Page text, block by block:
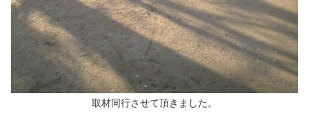
取材同行させて頂きました。